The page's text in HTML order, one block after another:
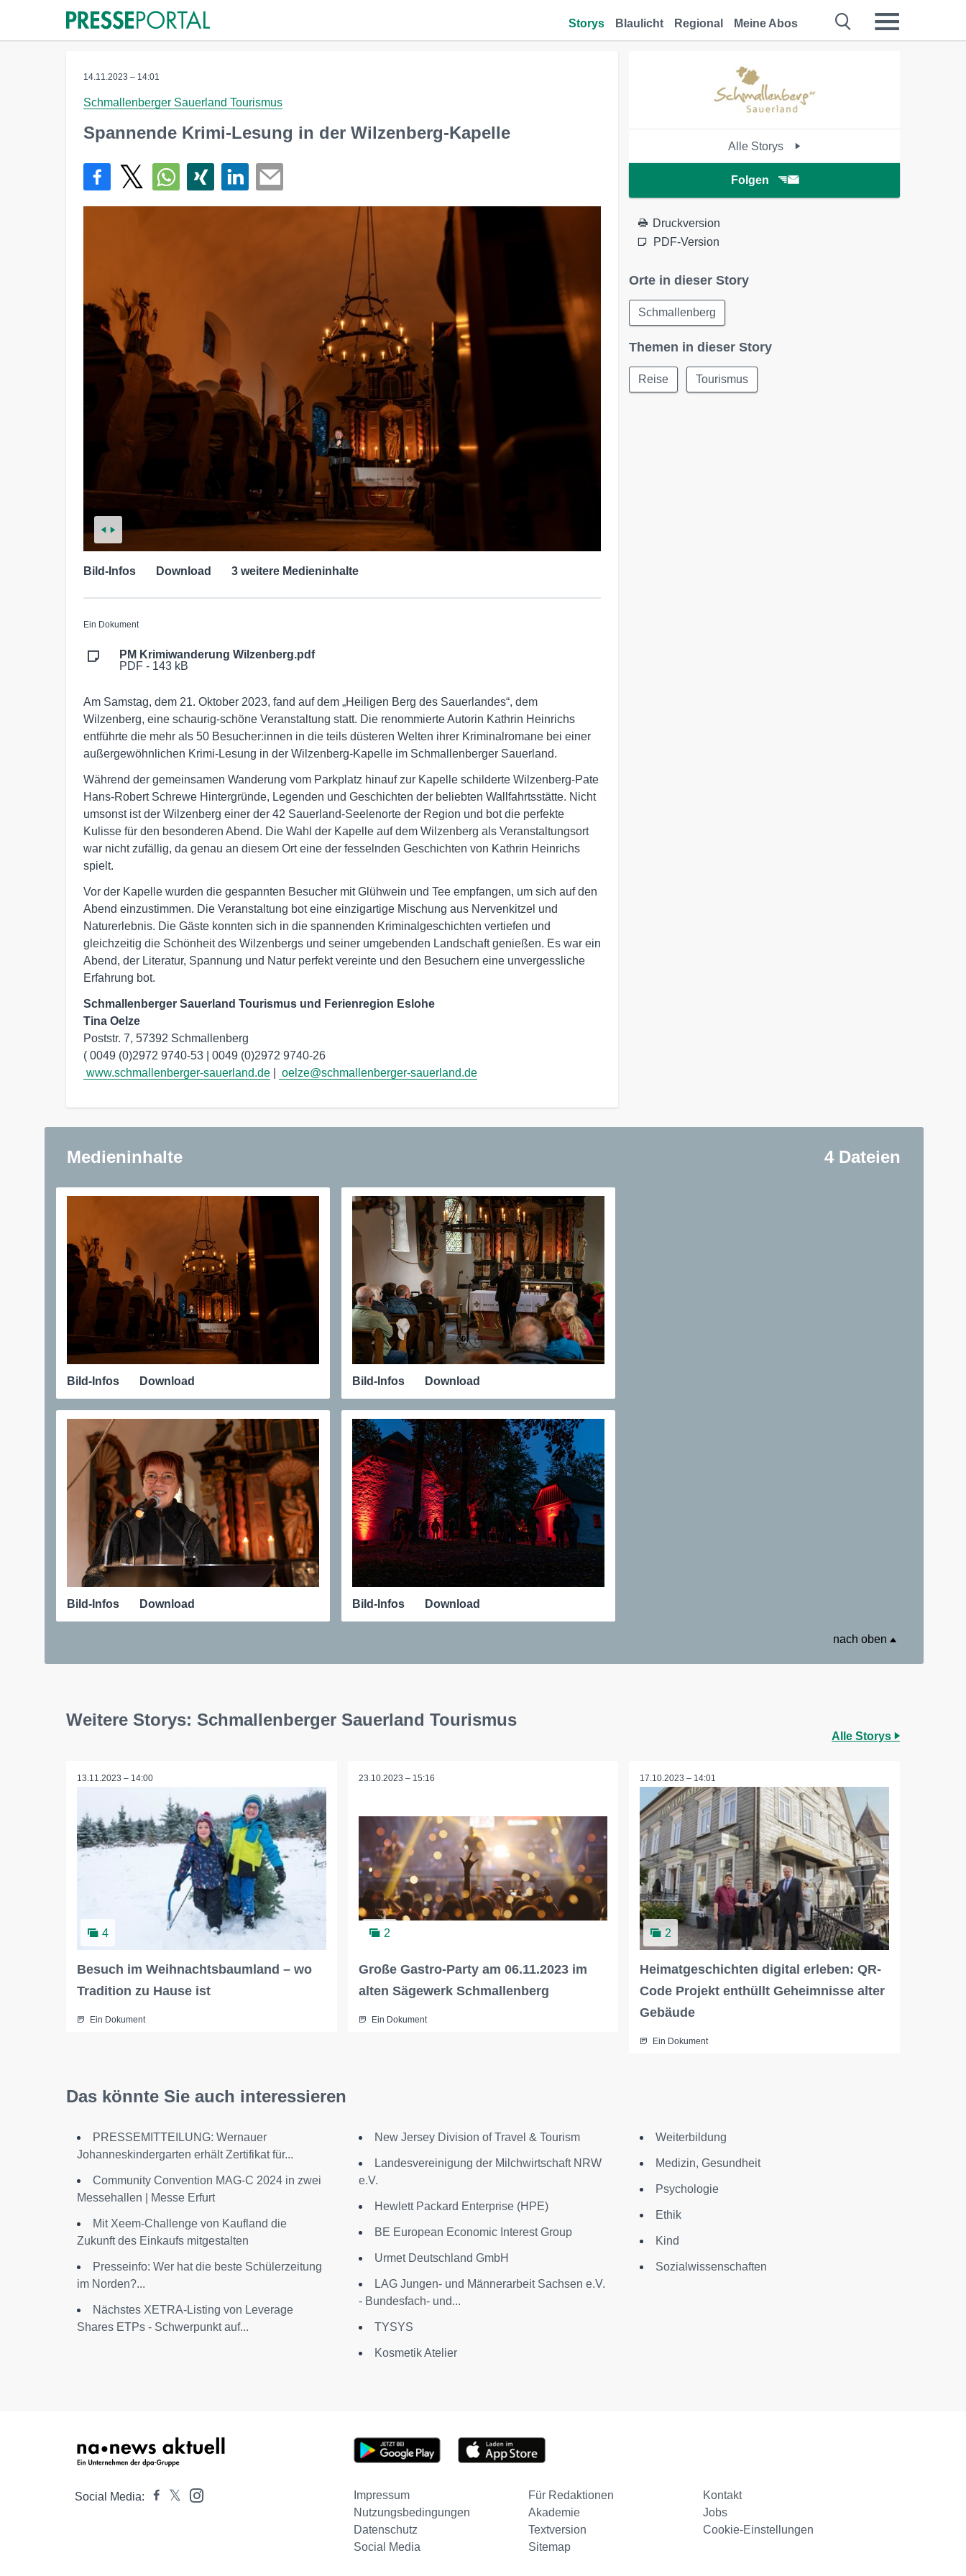
Storys Blaulicht Regional Meine Abos
14.11.2023 – 14:01
Schmallenberger Sauerland Tourismus
Spannende Krimi-Lesung in der Wilzenberg-Kapelle
Bild-Infos Download 3 weitere Medieninhalte
Ein Dokument
PM Krimiwanderung Wilzenberg.pdf
PDF - 143 kB
Am Samstag, dem 21. Oktober 2023, fand auf dem „Heiligen Berg des Sauerlandes“, dem
Wilzenberg, eine schaurig-schöne Veranstaltung statt. Die renommierte Autorin Kathrin Heinrichs
entführte die mehr als 50 Besucher:innen in die teils düsteren Welten ihrer Kriminalromane bei einer
außergewöhnlichen Krimi-Lesung in der Wilzenberg-Kapelle im Schmallenberger Sauerland.
Während der gemeinsamen Wanderung vom Parkplatz hinauf zur Kapelle schilderte Wilzenberg-Pate
Hans-Robert Schrewe Hintergründe, Legenden und Geschichten der beliebten Wallfahrtsstätte. Nicht
umsonst ist der Wilzenberg einer der 42 Sauerland-Seelenorte der Region und bot die perfekte
Kulisse für den besonderen Abend. Die Wahl der Kapelle auf dem Wilzenberg als Veranstaltungsort
war nicht zufällig, da genau an diesem Ort eine der fesselnden Geschichten von Kathrin Heinrichs
spielt.
Vor der Kapelle wurden die gespannten Besucher mit Glühwein und Tee empfangen, um sich auf den
Abend einzustimmen. Die Veranstaltung bot eine einzigartige Mischung aus Nervenkitzel und
Naturerlebnis. Die Gäste konnten sich in die spannenden Kriminalgeschichten vertiefen und
gleichzeitig die Schönheit des Wilzenbergs und seiner umgebenden Landschaft genießen. Es war ein
Abend, der Literatur, Spannung und Natur perfekt vereinte und den Besuchern eine unvergessliche
Erfahrung bot.
Schmallenberger Sauerland Tourismus und Ferienregion Eslohe
Tina Oelze
Poststr. 7, 57392 Schmallenberg
( 0049 (0)2972 9740-53 |
0049 (0)2972 9740-26
www.schmallenberger-sauerland.de
oelze@schmallenberger-sauerland.de
Alle Storys
Folgen
Druckversion
PDF-Version
Orte in dieser Story
Schmallenberg
Themen in dieser Story
Reise Tourismus
Medieninhalte 4 Dateien
Bild-Infos Download
Bild-Infos Download
Bild-Infos Download
Bild-Infos Download
nach oben
Weitere Storys: Schmallenberger Sauerland Tourismus
Alle Storys
13.11.2023 – 14:00
4
Besuch im Weihnachtsbaumland – wo
Tradition zu Hause ist
Ein Dokument
23.10.2023 – 15:16
2
Große Gastro-Party am 06.11.2023 im
alten Sägewerk Schmallenberg
Ein Dokument
17.10.2023 – 14:01
2
Heimatgeschichten digital erleben: QR-
Code Projekt enthüllt Geheimnisse alter
Gebäude
Ein Dokument
Das könnte Sie auch interessieren
PRESSEMITTEILUNG: Wernauer
Johanneskindergarten erhält Zertifikat für...
Community Convention MAG-C 2024 in zwei
Messehallen | Messe Erfurt
Mit Xeem-Challenge von Kaufland die
Zukunft des Einkaufs mitgestalten
Presseinfo: Wer hat die beste Schülerzeitung
im Norden?...
Nächstes XETRA-Listing von Leverage
Shares ETPs - Schwerpunkt auf...
New Jersey Division of Travel & Tourism
Landesvereinigung der Milchwirtschaft NRW
e.V.
Hewlett Packard Enterprise (HPE)
BE European Economic Interest Group
Urmet Deutschland GmbH
LAG Jungen- und Männerarbeit Sachsen e.V.
- Bundesfach- und...
TYSYS
Kosmetik Atelier
Weiterbildung
Medizin, Gesundheit
Psychologie
Ethik
Kind
Sozialwissenschaften
Social Media: Impressum Für Redaktionen
Kontakt
Nutzungsbedingungen
Akademie
Jobs
Datenschutz
Textversion
Cookie-Einstellungen
Social Media
Sitemap